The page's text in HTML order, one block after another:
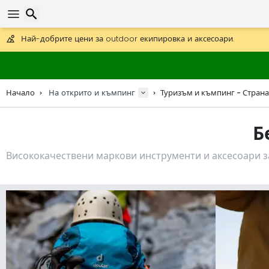
Получете безплатна доставка при поръчки над 59 €.
Предлага се и DHL Express за една нощ.
Начало На открито и къмпинг Туризъм и къмпинг -
Висококачествени маркови инструменти и аксесоари